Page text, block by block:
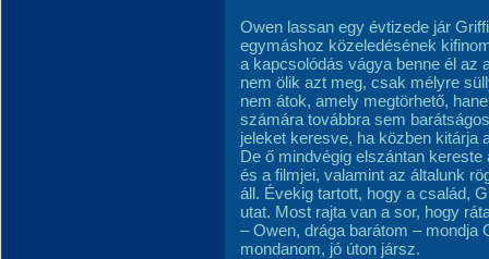
Owen lassan egy évtizede jár
egymáshoz közeledésének
a kapcsolódás vágya benne él az
nem ölik azt meg, csak mélyre
nem átok, amely megtörhető,
számára továbbra sem
jeleket keresve, ha közben kitárja
De ő mindvégig elszántan
és a filmjei, valamint az általunk
áll. Évekig tartott, hogy a család,
utat. Most rajta van a sor, hogy
– Owen, drága barátom – mondja
mondanom, jó úton jársz.